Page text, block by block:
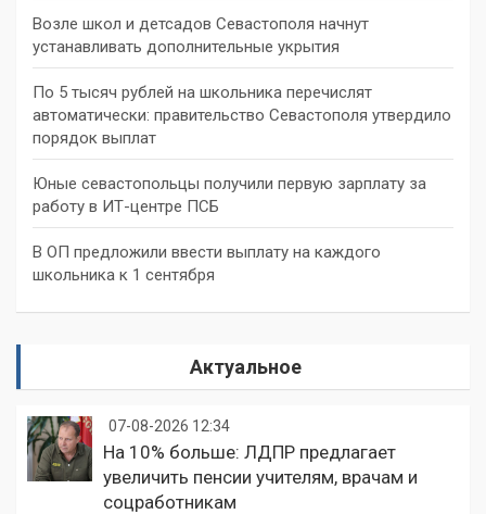
Возле школ и детсадов Севастополя начнут
устанавливать дополнительные укрытия
По 5 тысяч рублей на школьника перечислят
автоматически: правительство Севастополя утвердило
порядок выплат
Юные севастопольцы получили первую зарплату за
работу в ИТ-центре ПСБ
В ОП предложили ввести выплату на каждого
школьника к 1 сентября
Актуальное
07-08-2026 12:34
На 10% больше: ЛДПР предлагает
увеличить пенсии учителям, врачам и
соцработникам